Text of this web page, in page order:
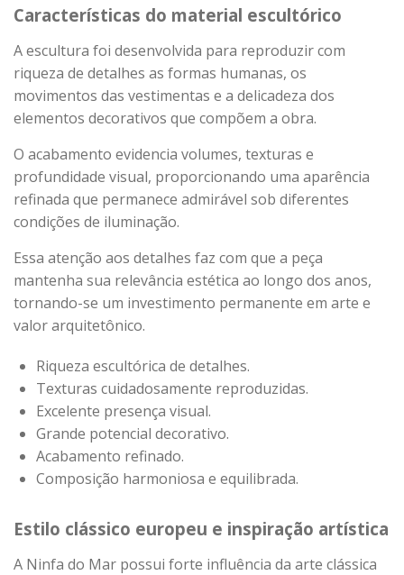
Características do material escultórico
A escultura foi desenvolvida para reproduzir com
riqueza de detalhes as formas humanas, os
movimentos das vestimentas e a delicadeza dos
elementos decorativos que compõem a obra.
O acabamento evidencia volumes, texturas e
profundidade visual, proporcionando uma aparência
refinada que permanece admirável sob diferentes
condições de iluminação.
Essa atenção aos detalhes faz com que a peça
mantenha sua relevância estética ao longo dos anos,
tornando-se um investimento permanente em arte e
valor arquitetônico.
Riqueza escultórica de detalhes.
Texturas cuidadosamente reproduzidas.
Excelente presença visual.
Grande potencial decorativo.
Acabamento refinado.
Composição harmoniosa e equilibrada.
Estilo clássico europeu e inspiração artística
A Ninfa do Mar possui forte influência da arte clássica